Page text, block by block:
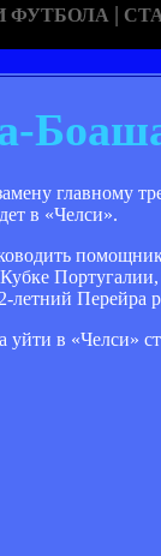
ФУТБОЛА |
главному
в «Челси».
летний
в «Челси»